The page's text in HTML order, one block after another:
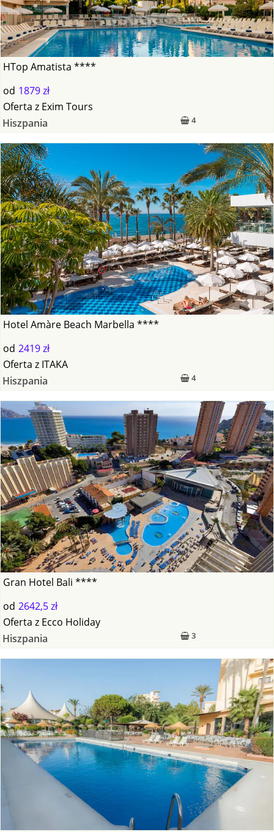
HTop Amatista ****
od 1879 zł
4
Oferta z Exim Tours
Hiszpania
Hotel Amàre Beach Marbella ****
od 2419 zł
4
Oferta z ITAKA
Hiszpania
Gran Hotel Bali ****
od 2642,5 zł
3
Oferta z Ecco Holiday
Hiszpania